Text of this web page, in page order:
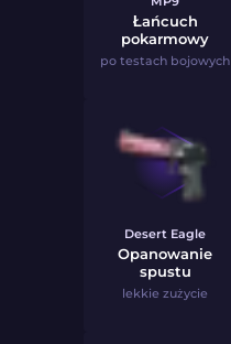
Łańcuch
pokarmowy
po testach bojowych
Desert Eagle
Opanowanie
spustu
lekkie zużycie